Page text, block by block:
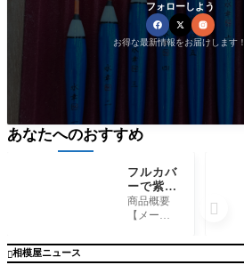
フォローしよう
お得な最新情報をお届けします！
相模屋ニュース
あなたへのおすすめ
フルカバ
ーで紫外
線対策！
HYOON
ーション
商品概要
【メーカ
OONベン
